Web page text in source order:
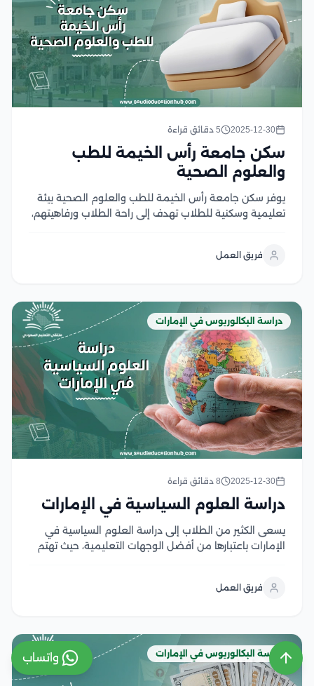
2025-12-30 5 دقائق قراءة
سكن جامعة رأس الخيمة للطب
والعلوم الصحية
يوفر سكن جامعة رأس الخيمة للطب والعلوم الصحية بيئة
تعليمية وسكنية للطلاب تهدف إلى راحة الطلاب ورفاهيتهم،
منها الإنترنت عالي السرعة وغرف للدراسة وصالات رياضية،...
فريق العمل
دراسة البكالوريوس في الإمارات
2025-12-30 8 دقائق قراءة
دراسة العلوم السياسية في الإمارات
يسعى الكثير من الطلاب إلى دراسة العلوم السياسية في
الإمارات باعتبارها من أفضل الوجهات التعليمية، حيث تهتم
والخبرات التي تؤهلهم للعمل، وتمنح الجامعات الدارسين
فريق العمل
دراسة البكالوريوس في الإمارات واتساب